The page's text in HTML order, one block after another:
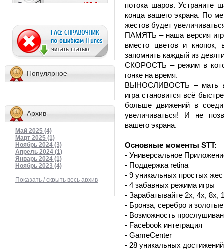
Популярное
Архив
Май 2025 (4)
Март 2025 (1)
Ноябрь 2024 (3)
Апрель 2024 (1)
Январь 2024 (1)
Ноябрь 2023 (4)
Показать / скрыть весь архив
потока шаров. Устраните
конца вашего экрана. По
жестов будет
ПАМЯТЬ – наша версия
вместо цветов и кнопок,
запомнить каждый из
СКОРОСТЬ – режим в
гонке на время.
ВЫНОСЛИВОСТЬ – мать
игра становится всё
больше движений в
увеличиваться! И не
вашего экрана.
Основные моменты STT:
- Универсальное
- Поддержка retina
- 9 уникальных простых
- 4 забавных режима игры
- Зарабатывайте 2x, 4x, 8x,
- Бронза, серебро и
- Возможность
- Facebook интеграция
- GameCenter
- 28 уникальных достижений